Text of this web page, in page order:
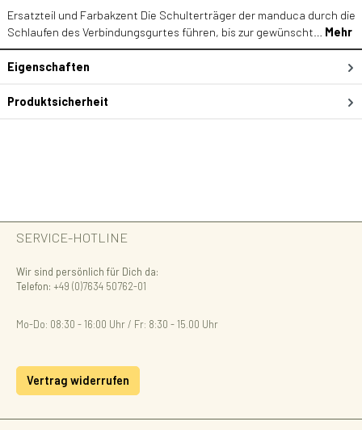
Ersatzteil und Farbakzent Die Schulterträger der manduca durch die
Schlaufen des Verbindungsgurtes führen, bis zur gewünscht… Mehr
Eigenschaften
Produktsicherheit
SERVICE-HOTLINE
Wir sind persönlich für Dich da:
Telefon: +49 (0)7634 50762-01
Mo-Do: 08:30 - 16:00 Uhr / Fr: 8:30 - 15.00 Uhr
Vertrag widerrufen